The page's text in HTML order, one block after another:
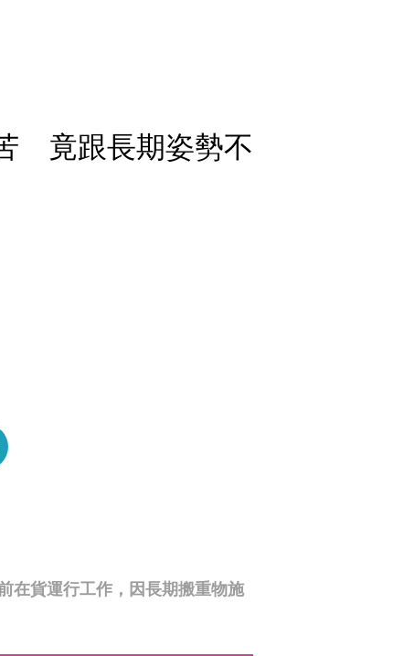
竟跟長期姿勢不
在貨運行工作，因長期搬重物施